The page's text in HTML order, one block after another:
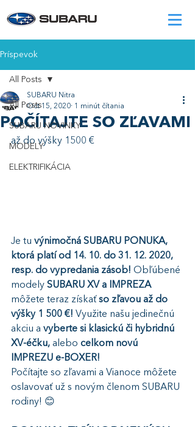
Príspevok
All Posts
SUBARU NOVINKY
MODELY
ELEKTRIFIKÁCIA
All Posts
POČÍTAJTE SO ZĽAVAMI
SUBARU Nitra
Oct 15, 2020 1 minút čítania
až do výšky 1500 €
Je tu výnimočná SUBARU PONUKA,
ktorá platí od 14. 10. do 31. 12. 2020,
resp. do vypredania zásob! Obľúbené
modely SUBARU XV a IMPREZA
môžete teraz získať so zľavou až do
výšky 1 500 €! Využite našu jedinečnú
akciu a vyberte si klasickú či hybridnú
XV-éčku, alebo celkom novú
IMPREZU e-BOXER!
Počítajte so zľavami a Vianoce môžete
oslavovať už s novým členom SUBARU
rodiny! 😊